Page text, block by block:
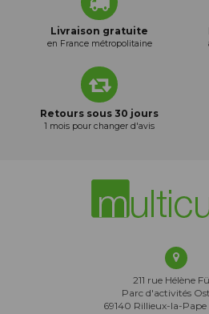
Livraison gratuite
en France métropolitaine
Retours sous 30 jours
1 mois pour changer d'avis
211 rue Hélène
Parc d'activités
69140 Rillieux-la-Pape